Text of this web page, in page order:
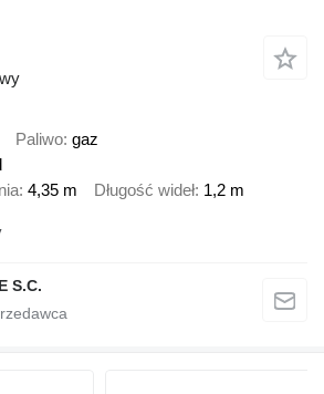
Paliwo gaz
4,35 m Długość wideł 1,2 m
S.C.